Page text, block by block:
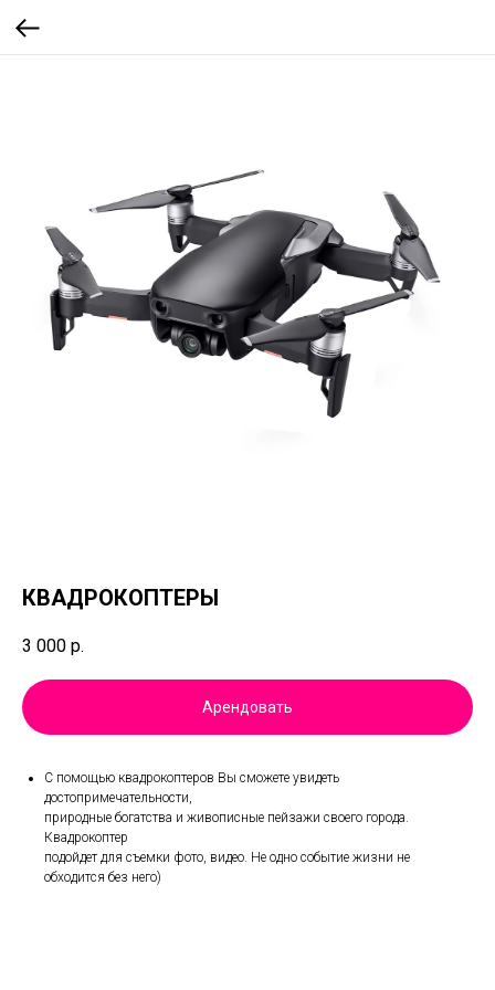
КВАДРОКОПТЕРЫ
3 000 р.
Арендовать
С помощью квадрокоптеров Вы сможете увидеть
достопримечательности,
природные богатства и живописные пейзажи своего города.
Квадрокоптер
подойдет для съемки фото, видео. Не одно событие жизни не
обходится без него)